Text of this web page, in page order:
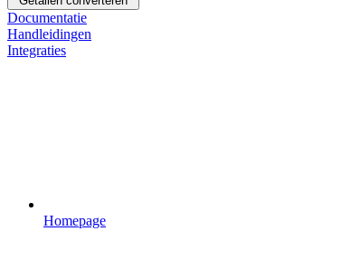
Documentatie
Handleidingen
Integraties
Homepage